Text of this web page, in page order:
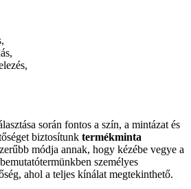
során fontos a szín, a mintázat és
biztosítunk termékminta
módja annak, hogy kézébe vegye a
személyes
ahol a teljes kínálat megtekinthető.